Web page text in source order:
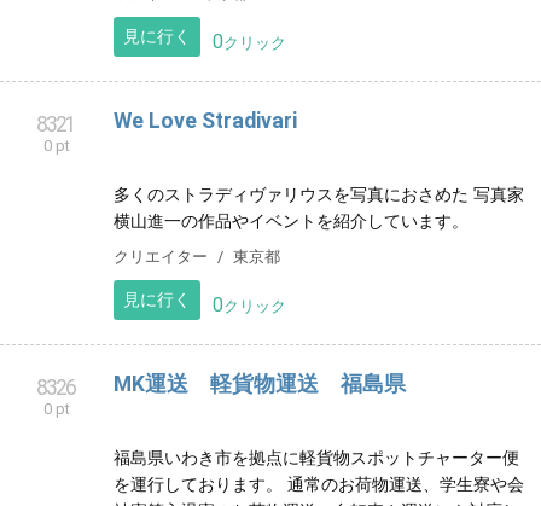
電気工事業 ビル、店舗、事務所、改修工事 マンショ
ン、アパート、戸建て、新規屋内配線 防犯カメラ、
LAN配線、弱電配線 リフォーム リノベーション
ビジネス 東京都
見に行く 0クリック
We Love Stradivari